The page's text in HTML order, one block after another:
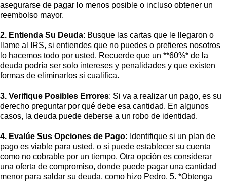
asegurarse de pagar lo menos posible o incluso obtener un
reembolso mayor.
2. Entienda Su Deuda: Busque las cartas que le llegaron o
llame al IRS, si entiendes que no puedes o prefieres nosotros
lo hacemos todo por usted. Recuerde que un **60%* de la
deuda podría ser solo intereses y penalidades y que existen
formas de eliminarlos si cualifica.
3. Verifique Posibles Errores: Si va a realizar un pago, es su
derecho preguntar por qué debe esa cantidad. En algunos
casos, la deuda puede deberse a un robo de identidad.
4. Evalúe Sus Opciones de Pago: Identifique si un plan de
pago es viable para usted, o si puede establecer su cuenta
como no cobrable por un tiempo. Otra opción es considerar
una oferta de compromiso, donde puede pagar una cantidad
menor para saldar su deuda, como hizo Pedro. 5. *Obtenga